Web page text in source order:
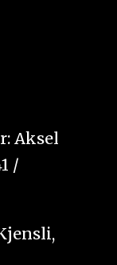
Aksel
/